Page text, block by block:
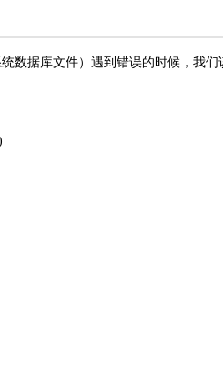
数据库文件）遇到错误的时候，我